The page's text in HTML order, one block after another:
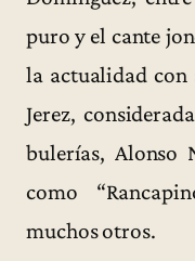
puro y el cante
la actualidad con
Jerez,
bulerías, Alonso
como
muchos otros.